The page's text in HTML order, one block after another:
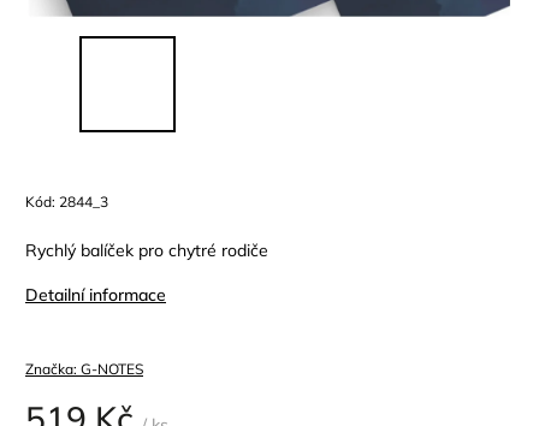
Kód: 2844_3
Rychlý balíček pro chytré rodiče
Detailní informace
Značka: G-NOTES
519 Kč